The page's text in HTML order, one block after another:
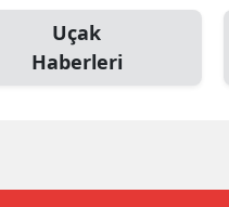
Uçak
Haberleri